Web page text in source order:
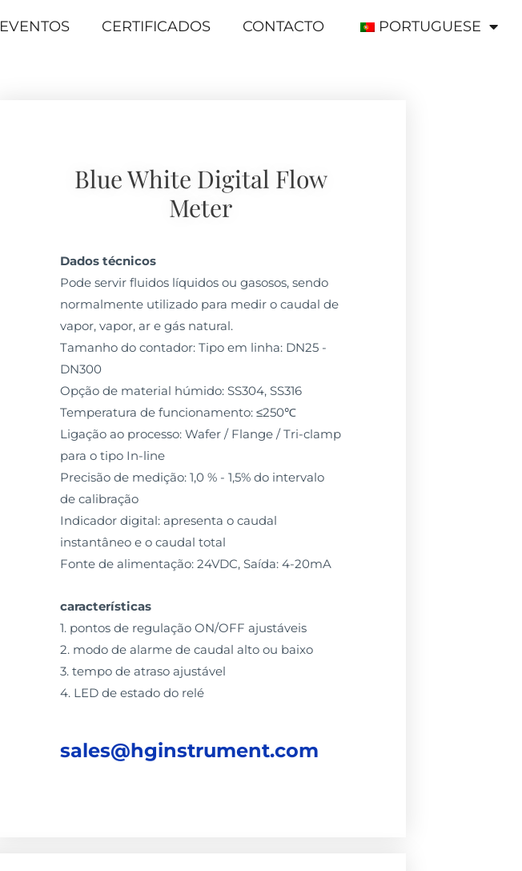
EVENTOS CERTIFICADOS CONTACTO PORTUGUESE
Blue White Digital Flow
Meter
Dados técnicos
Pode servir fluidos líquidos ou gasosos, sendo
normalmente utilizado para medir o caudal de
vapor, vapor, ar e gás natural.
Tamanho do contador: Tipo em linha: DN25 -
DN300
Opção de material húmido: SS304, SS316
Temperatura de funcionamento: ≤250℃
Ligação ao processo: Wafer / Flange / Tri-clamp
para o tipo In-line
Precisão de medição: 1,0 % - 1,5% do intervalo
de calibração
Indicador digital: apresenta o caudal
instantâneo e o caudal total
Fonte de alimentação: 24VDC, Saída: 4-20mA
características
1. pontos de regulação ON/OFF ajustáveis
2. modo de alarme de caudal alto ou baixo
3. tempo de atraso ajustável
4. LED de estado do relé
sales@hginstrument.com